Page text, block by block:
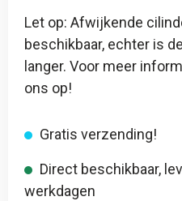
Let op: Afwijkende
beschikbaar, echter is
langer. Voor meer
ons op!
Gratis verzending!
Direct beschikbaar,
werkdagen